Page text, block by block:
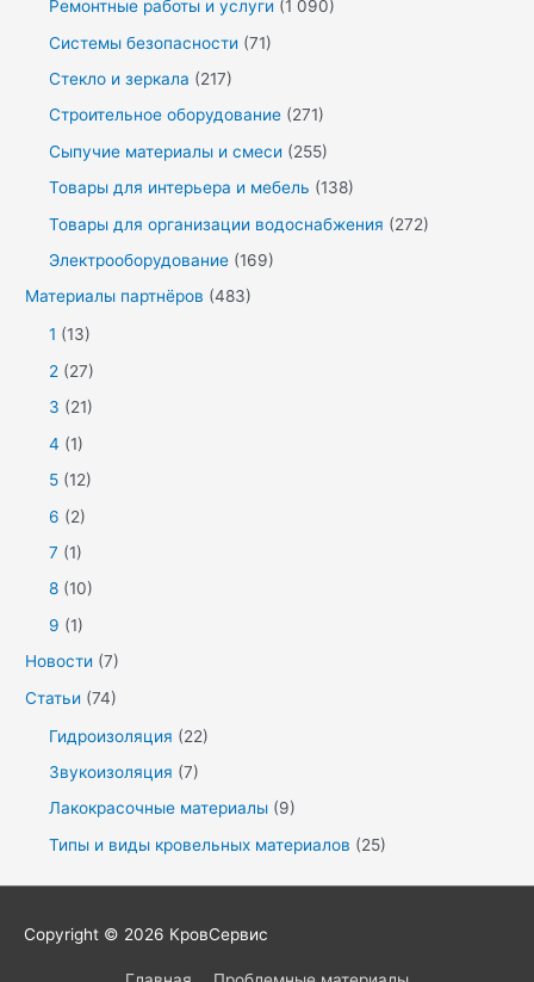
Ремонтные работы и услуги (1 090)
Системы безопасности (71)
Стекло и зеркала (217)
Строительное оборудование (271)
Сыпучие материалы и смеси (255)
Товары для интерьера и мебель (138)
Товары для организации водоснабжения (272)
Электрооборудование (169)
Материалы партнёров (483)
1 (13)
2 (27)
3 (21)
4 (1)
5 (12)
6 (2)
7 (1)
8 (10)
9 (1)
Новости (7)
Статьи (74)
Гидроизоляция (22)
Звукоизоляция (7)
Лакокрасочные материалы (9)
Типы и виды кровельных материалов (25)
Copyright © 2026 КровСервис